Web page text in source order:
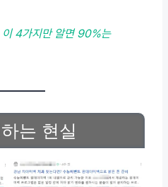
이 4가지만 알면 90%는
는 현실